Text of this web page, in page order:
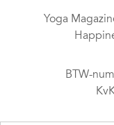
Yoga
BTW-